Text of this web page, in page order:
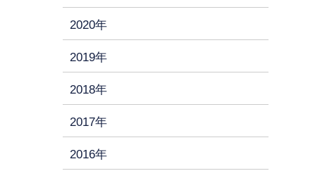
2020年
2019年
2018年
2017年
2016年